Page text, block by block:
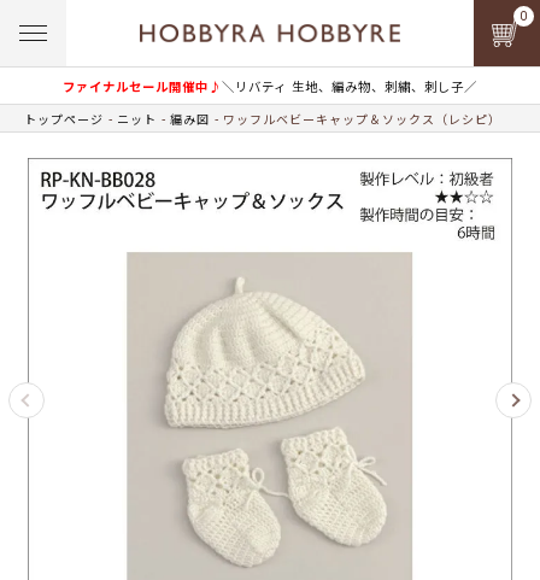
ファイナルセール開催中♪＼リバティ 生地、編み物、刺繍、刺し子／
0
トップページ ニット 編み図 ワッフルベビーキャップ＆ソックス（レシピ）